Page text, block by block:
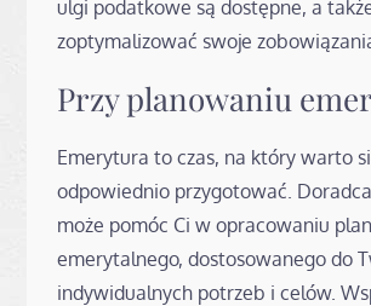
ulgi podatkowe są dostępne, a
zoptymalizować swoje
Przy planowaniu
Emerytura to czas, na który warto
odpowiednio przygotować.
może pomóc Ci w opracowaniu
emerytalnego, dostosowanego do
indywidualnych potrzeb i celów.